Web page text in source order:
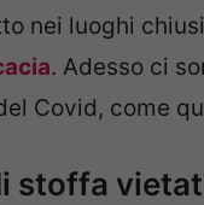
nei luoghi
. Adesso ci
Covid, come
stoffa